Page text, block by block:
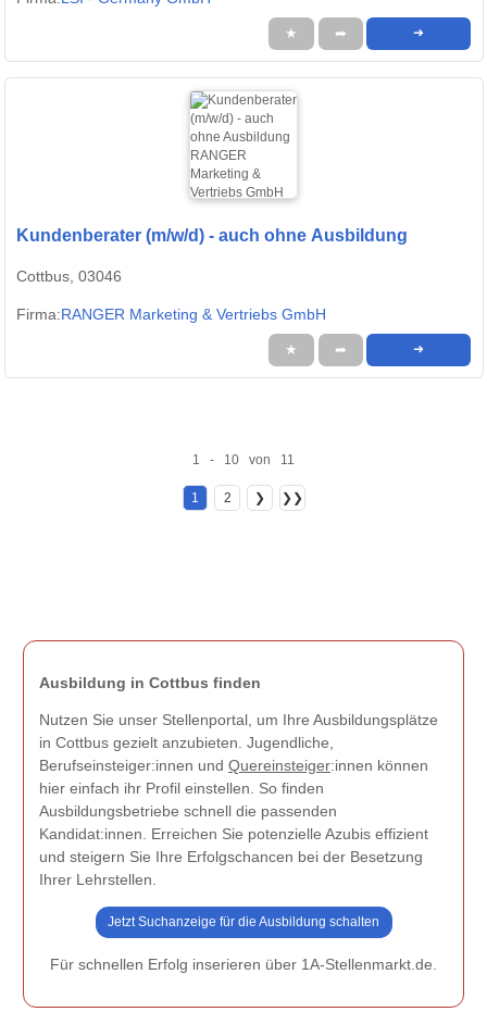
★ ➦ ➜
Kundenberater (m/w/d) - auch ohne Ausbildung
Cottbus, 03046
Firma:RANGER Marketing & Vertriebs GmbH
★ ➦ ➜
1 - 10 von 11
1 2 ❯ ❯❯
Ausbildung in Cottbus finden
Nutzen Sie unser Stellenportal, um Ihre Ausbildungsplätze
in Cottbus gezielt anzubieten. Jugendliche,
Berufseinsteiger:innen und Quereinsteiger:innen können
hier einfach ihr Profil einstellen. So finden
Ausbildungsbetriebe schnell die passenden
Kandidat:innen. Erreichen Sie potenzielle Azubis effizient
und steigern Sie Ihre Erfolgschancen bei der Besetzung
Ihrer Lehrstellen.
Jetzt Suchanzeige für die Ausbildung schalten
Für schnellen Erfolg inserieren über 1A-Stellenmarkt.de.